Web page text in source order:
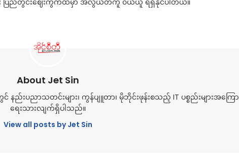
ြီး ပြည်တွင်းဈေးကွက်ထဲမှာ အလွယ်တကူ ၀ယ်ယူ ရရှိနိုင်ပါတယ်။
About Jet Sin
နည်းပညာသတင်းများ၊ ကွန်ပျူတာ၊ မိုဘိုင်းဖုန်းစသည့် IT ပစ္စည်းများအကြော
ရေးသားလျက်ရှိပါသည်။
View all posts by Jet Sin